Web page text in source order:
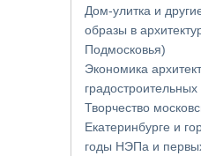
Дом-улитка и
образы в
Подмосковья)
Экономика
Творчество
Екатеринбурге и
годы НЭПа и